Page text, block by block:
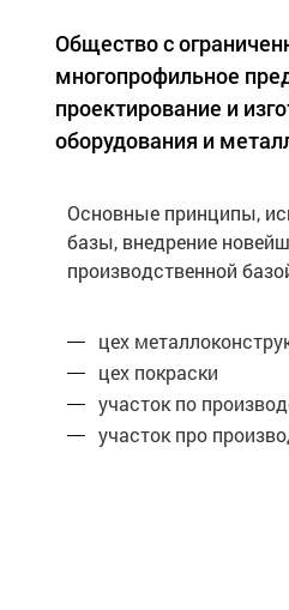
Общество с
многопрофильное
проектирование и
оборудования и
Основные принципы,
базы, внедрение
производственной
цех
цех покраски
участок по
участок про